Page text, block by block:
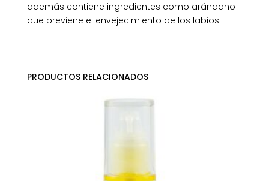
además contiene ingredientes como arándano
que previene el envejecimiento de los labios.
PRODUCTOS RELACIONADOS